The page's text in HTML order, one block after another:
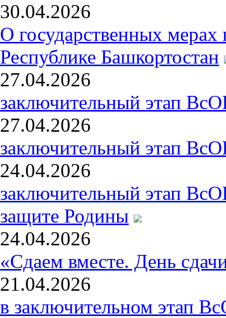
30.04.2026
О государственных
Республике Башкортостан
27.04.2026
заключительный этап
27.04.2026
заключительный этап
24.04.2026
заключительный этап
защите Родины
24.04.2026
«Сдаем вместе. День
21.04.2026
в заключительном этап